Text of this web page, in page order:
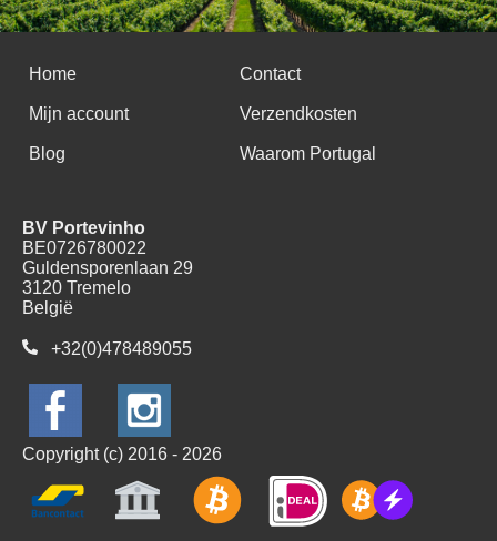
Home Contact
Mijn account Verzendkosten
Blog Waarom Portugal
BV Portevinho
BE0726780022
Guldensporenlaan 29
3120 Tremelo
België
+32(0)478489055
Copyright (c) 2016 - 2026